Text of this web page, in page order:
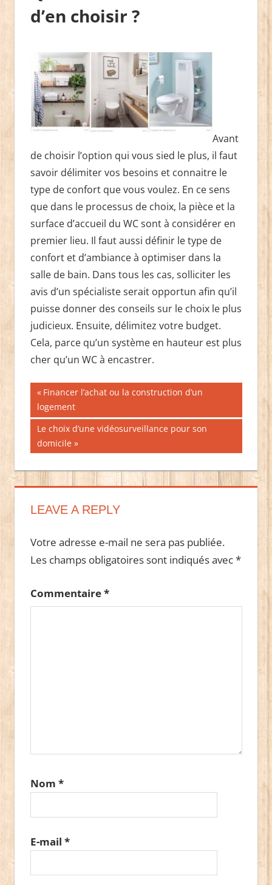
d’en choisir ?
Avant
de choisir l’option qui vous sied le plus, il faut
savoir délimiter vos besoins et connaitre le
type de confort que vous voulez. En ce sens
que dans le processus de choix, la pièce et la
surface d’accueil du WC sont à considérer en
premier lieu. Il faut aussi définir le type de
confort et d’ambiance à optimiser dans la
salle de bain. Dans tous les cas, solliciter les
avis d’un spécialiste serait opportun afin qu’il
puisse donner des conseils sur le choix le plus
judicieux. Ensuite, délimitez votre budget.
Cela, parce qu’un système en hauteur est plus
cher qu’un WC à encastrer.
Navigation
de
l’article
Publication
précédente :
Financer l’achat ou la construction d’un
logement
Publication
suivante :
Le choix d’une vidéosurveillance pour son
domicile
LEAVE A REPLY
Votre adresse e-mail ne sera pas publiée.
Les champs obligatoires sont indiqués avec*
Commentaire*
Nom *
E-mail *